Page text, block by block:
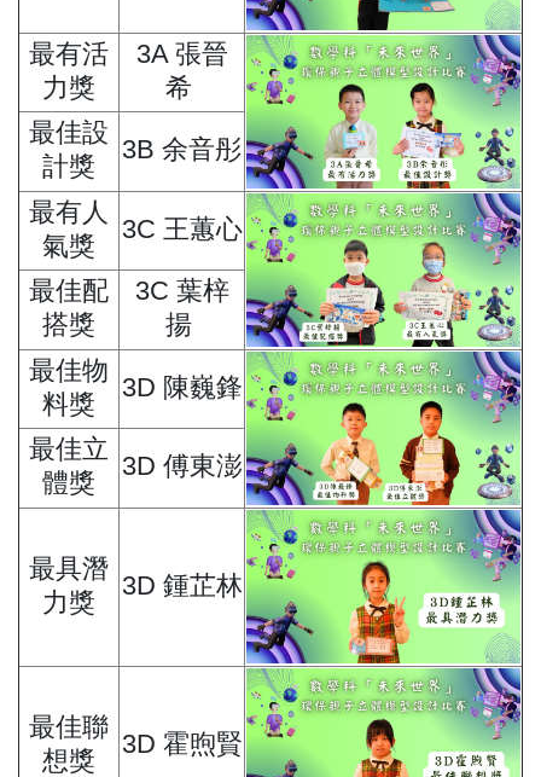
最有活
力獎
3A 張晉
希
最佳設
計獎
3B 余音彤
最有人
氣獎
3C 王蕙心
最佳配
搭獎
3C 葉梓
揚
最佳物
料獎
3D 陳巍鋒
最佳立
體獎
3D 傅東澎
最具潛
力獎
3D 鍾芷林
最佳聯
想獎
3D 霍煦賢